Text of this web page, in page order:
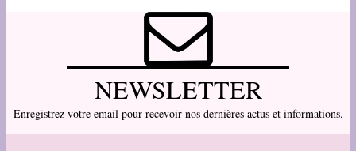
NEWSLETTER
Enregistrez votre email pour recevoir nos dernières actus et informations.